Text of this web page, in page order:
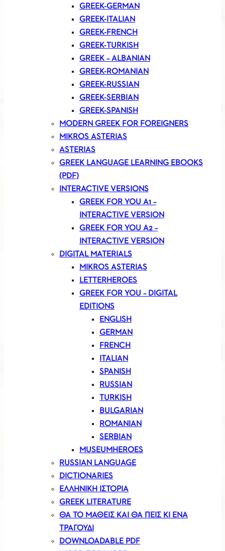
GREEK-GERMAN
GREEK-ITALIAN
GREEK-FRENCH
GREEK-TURKISH
GREEK – ALBANIAN
GREEK-ROMANIAN
GREEK-RUSSIAN
GREEK-SERBIAN
GREEK-SPANISH
MODERN GREEK FOR FOREIGNERS
MIKROS ASTERIAS
ASTERIAS
GREEK LANGUAGE LEARNING EBOOKS
(PDF)
INTERACTIVE VERSIONS
GREEK FOR YOU A1 –
INTERACTIVE VERSION
GREEK FOR YOU A2 –
INTERACTIVE VERSION
DIGITAL MATERIALS
MIKROS ASTERIAS
LETTERHEROES
GREEK FOR YOU – DIGITAL
EDITIONS
ENGLISH
GERMAN
FRENCH
ITALIAN
SPANISH
RUSSIAN
TURKISH
BULGARIAN
ROMANIAN
SERBIAN
MUSEUMHEROES
RUSSIAN LANGUAGE
DICTIONARIES
ΕΛΛΗΝΙΚΗ ΙΣΤΟΡΙΑ
GREEK LITERATURE
ΘΑ ΤΟ ΜΑΘΕΙΣ ΚΑΙ ΘΑ ΠΕΙΣ ΚΙ ΕΝΑ
ΤΡΑΓΟΥΔΙ
DOWNLOADABLE PDF